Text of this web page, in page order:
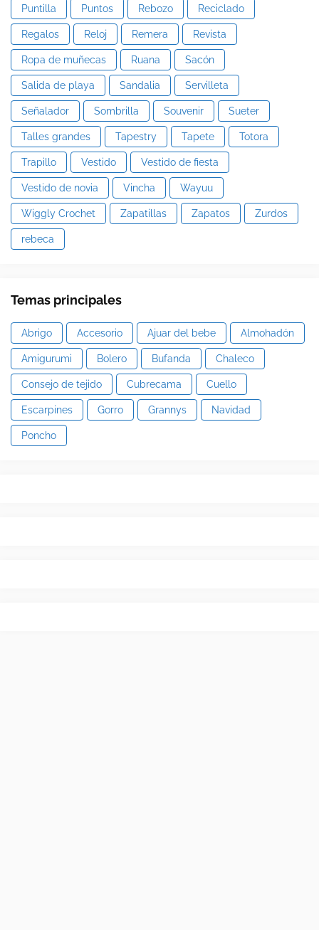
Puntilla Puntos Rebozo Reciclado
Regalos Reloj Remera Revista
Ropa de muñecas Ruana Sacón
Salida de playa Sandalia Servilleta
Señalador Sombrilla Souvenir Sueter
Talles grandes Tapestry Tapete Totora
Trapillo Vestido Vestido de fiesta
Vestido de novia Vincha Wayuu
Wiggly Crochet Zapatillas Zapatos Zurdos
rebeca
Temas principales
Abrigo Accesorio Ajuar del bebe Almohadón
Amigurumi Bolero Bufanda Chaleco
Consejo de tejido Cubrecama Cuello
Escarpines Gorro Grannys Navidad
Poncho